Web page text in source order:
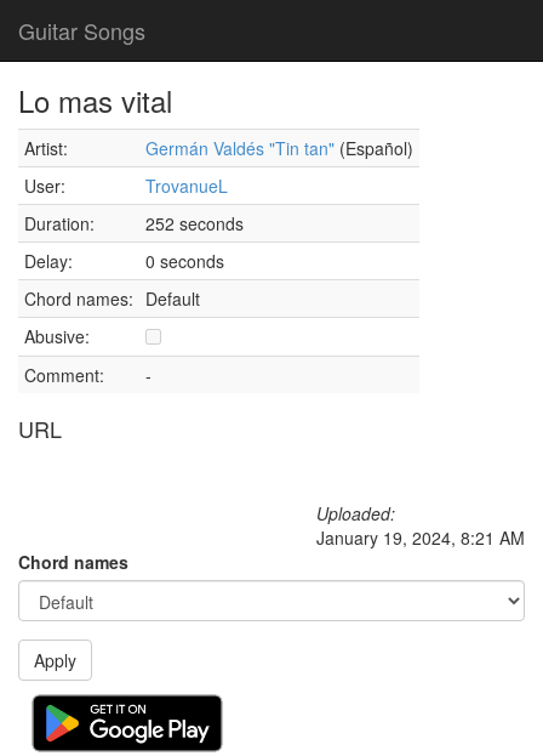
Guitar Songs
Lo mas vital
Artist: Germán Valdés "Tin tan" (Español)
User:
TrovanueL
Duration:
252 seconds
Delay:
0 seconds
Chord names: Default
Abusive:
Comment:
-
URL
Uploaded:
January 19, 2024, 8:21 AM
Chord names
Apply